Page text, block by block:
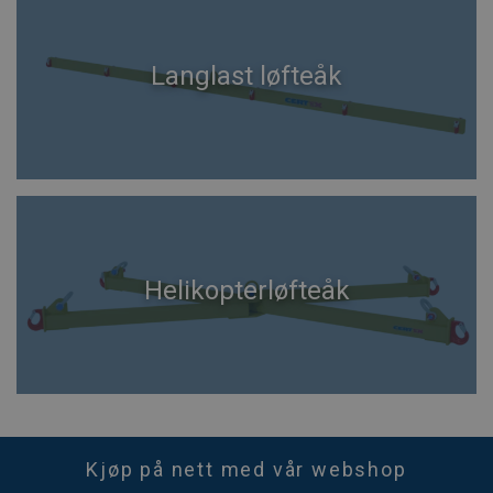
Langlast løfteåk
Helikopterløfteåk
Kjøp på nett med vår webshop